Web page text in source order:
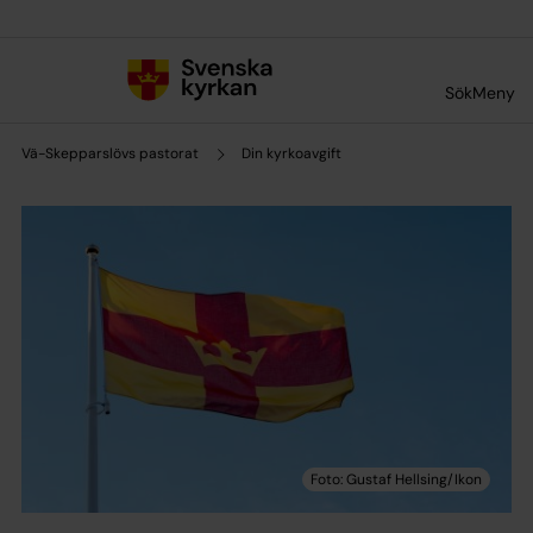
SökMeny
Vä-Skepparslövs pastorat Din kyrkoavgift